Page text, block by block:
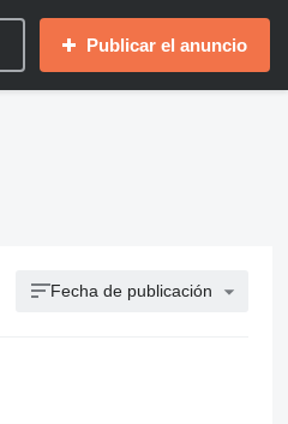
Publicar el anuncio
Fecha de publicación